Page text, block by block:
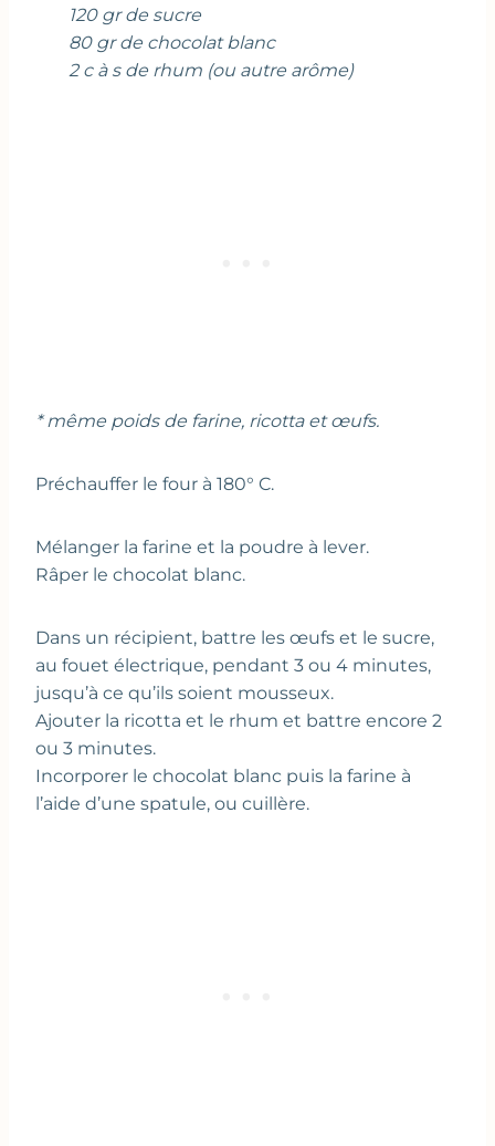
120 gr de sucre
80 gr de chocolat blanc
2 c à s de rhum (ou autre arôme)
* même poids de farine, ricotta et œufs.
Préchauffer le four à 180° C.
Mélanger la farine et la poudre à lever.
Râper le chocolat blanc.
Dans un récipient, battre les œufs et le sucre,
au fouet électrique, pendant 3 ou 4 minutes,
jusqu’à ce qu’ils soient mousseux.
Ajouter la ricotta et le rhum et battre encore 2
ou 3 minutes.
Incorporer le chocolat blanc puis la farine à
l’aide d’une spatule, ou cuillère.